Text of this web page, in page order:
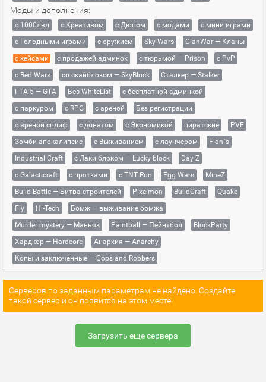
Моды и дополнения:
с 1000лвл c Креативом с Дюпом с модами
с мини играми
с Голодными играми
с оружием Sky Wars
ClanWar — Кланы
с кейсами
с продажей админок с тюрьмой — Prison
с PvP
с Bed Wars
со скайблоком — SkyBlock
Сталкер — Stalker
ГТА 5 — GTA
Без WhiteList
с бесплатной админкой
с паркуром
с RPG с ареной
Без регистрации
с ареной сплиф
с донатом с Экономикой пиратские
PVE
Зомби апокалипсис
с Выживанием с лаунчером
Flan`s
Industrial Craft
с Лаки блоком — Lucky block
Day Z
с Galacticraft
с прятками с TNT Run Egg Wars
MineZ
Build Battle — Битва строителей
Pixelmon BuildCraft
Quake
Fly
Hi-Tech
Бомж — выживание бомжа
Murder mystery — Маньяк
Paintball — Пейнтбол
BlockParty
Хардкор — Hardcore
Анархия — Anarchy
Копы и заключённые — Cops and Robbers
Серверов по заданным параметрам не найдено. Создайте
такой сервер и он появится на этом месте!
Загрузить еще сервера